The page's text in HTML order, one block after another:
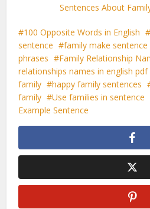
Sentences About
100 Opposite Words in English
sentence
family make sentence
phrases
Family Relationship
relationships names in english pdf
family
happy family sentences
family
Use families in sentence
Example Sentence